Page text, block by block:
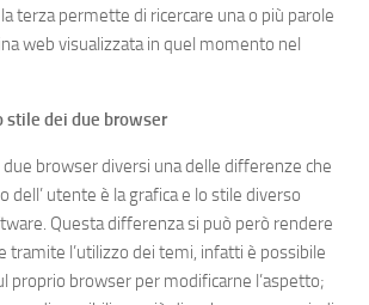
terza permette di ricercare una o più parole
web visualizzata in quel momento nel
stile dei due browser
browser diversi una delle differenze che
dell’ utente è la grafica e lo stile diverso
Questa differenza si può però rendere
tramite l’utilizzo dei temi, infatti è possibile
proprio browser per modificarne l’aspetto;